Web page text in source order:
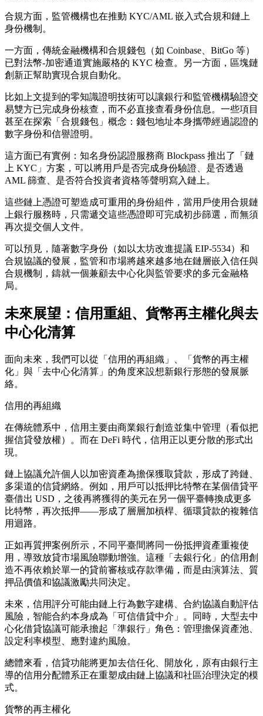
合規方面，監管機構也在推動 KYC/AML 嵌入式合規和鏈上
身份機制。
一方面，傳統金融機構和合規錢包（如 Coinbase、BitGo 等）
已對法幣-加密通道實施嚴格的 KYC 檢查。另一方面，區塊鏈
創新正幫助實現合規自動化。
比如上文提到的零知識證明技術可以讓銀行和監管機構驗證交
易雙方已完成身份核查，而不必直接查看身份信息。一些項目
甚至在探索「合規錢包」概念：錢包地址本身攜帶經過認證的
數字身份和信譽證明。
這方面已有實例：知名身份認證服務商 Blockpass 推出了「鏈
上 KYC」方案，可以將用戶是否完成身份驗證、是否透過
AML 篩查、是否符合投資者資格等聲明寫入鏈上。
這些鏈上憑證可塑造成可重用的身份組件，當用戶使用合規鏈
上銀行服務時，只需遞交這些憑證即可完成初步篩選，而無須
再次提交個人文件。
可以預見，隨著數字身份（如以太坊改進提議 EIP-5534）和
合規協議的發展，監管和市場將越來越多地在鏈層嵌入信任與
合規機制，鑄就一個兼顧去中心化與監管要求的多元金融格
局。
未來展望：信用重組、貨幣再主權化與去
中心化清算
面向未來，我們可以從「信用的再組織」、「貨幣的再主權
化」與「去中心化清算」的角度來設想新銀行形態的發展脈
絡。
信用的再組織
在傳統體系中，信用主要由商業銀行創造並集中管理（看似把
握信貸發放權）。而在 DeFi 時代，信用正以更分散的形式出
現。
鏈上協議允許個人以加密資產為擔保獲取貸款，形成了跨鏈、
多渠道的信貸網絡。例如，用戶可以抵押比特幣在某個借貸平
臺借出 USD，之後再將獲得的美元在另一個平臺轉換成更多
比特幣，再次抵押——形成了層層加槓桿、循環貸款的複雜信
用迴路。
正如再質押案例所示，不同平臺間將同一份抵押資產重複使
用，導致放貸市場風險聯動增強。這種「去銀行化」的信用創
造不再依賴於單一的貸前審核或存款準備，而是由演算法、質
押品價值和協議激勵共同決定。
未來，信用評分可能由鏈上行為數字建構、合約協議自動評估
風險，智能合約本身成為「可信借貸中介」。同時，大型去中
心化借貸協議可能承擔起「準銀行」角色：管理擔保資產池、
設定利率模型、應對違約風險。
總體來看，信貸功能將更加去信任化、開放化，原有由銀行主
導的信用分配體系正在重塑成由鏈上協議和社區治理決定的模
式。
貨幣的再主權化